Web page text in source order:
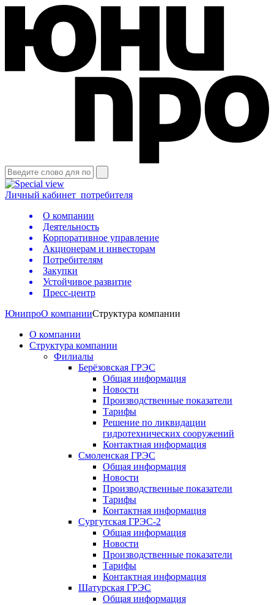
Личный кабинет потребителя
О компании
Деятельность
Корпоративное управление
Акционерам и инвесторам
Потребителям
Закупки
Устойчивое развитие
Пресс-центр
ЮнипроО компанииСтруктура компании
О компании
Структура компании
Филиалы
Берёзовская ГРЭС
Общая информация
Новости
Производственные показатели
Тарифы
Решение по ликвидации
гидротехнических сооружений
Контактная информация
Смоленская ГРЭС
Общая информация
Новости
Производственные показатели
Тарифы
Контактная информация
Сургутская ГРЭС-2
Общая информация
Новости
Производственные показатели
Тарифы
Контактная информация
Шатурская ГРЭС
Общая информация